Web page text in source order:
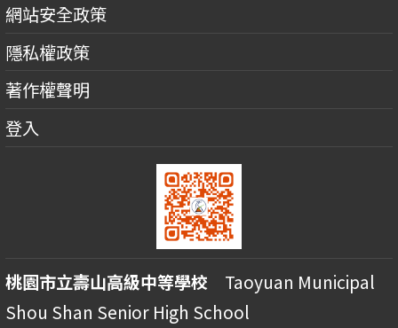
網站安全政策
隱私權政策
著作權聲明
登入
桃園市立壽山高級中等學校 Taoyuan Municipal
Shou Shan Senior High School